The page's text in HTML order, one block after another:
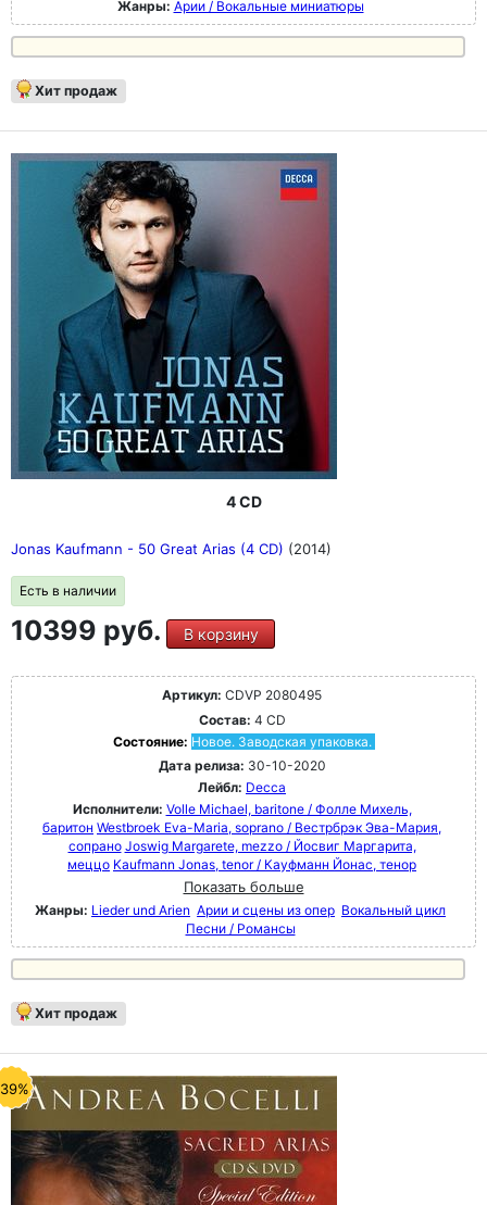
Жанры: Арии / Вокальные миниатюры
Хит продаж
4 CD
Jonas Kaufmann - 50 Great Arias (4 CD) (2014)
Есть в наличии
10399 руб. В корзину
Артикул: CDVP 2080495
Состав: 4 CD
Состояние: Новое. Заводская упаковка.
Дата релиза: 30-10-2020
Лейбл: Decca
Исполнители: Volle Michael, baritone / Фолле Михель,
баритон Westbroek Eva-Maria, soprano / Вестрбрэк Эва-Мария,
сопрано Joswig Margarete, mezzo / Йосвиг Маргарита,
меццо Kaufmann Jonas, tenor / Кауфманн Йонас, тенор
Показать больше
Жанры: Lieder und Arien Арии и сцены из опер Вокальный цикл
Песни / Романсы
Хит продаж